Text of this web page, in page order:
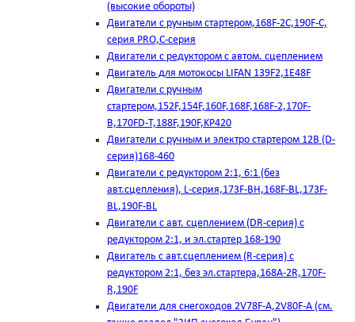
(высокие обороты)
Двигатели с ручным стартером,168F-2C,190F-C,
серия PRO,C-серия
Двигатели с редуктором с автом. сцеплением
Двигатель для мотокосы LIFAN 139F2,1E48F
Двигатели с ручным
стартером,152F,154F,160F,168F,168F-2,170F-
B,170FD-T,188F,190F,KP420
Двигатели с ручным и электро стартером 12В (D-
серия)168-460
Двигатели с редуктором 2:1, 6:1 (без
авт.сцепления), L-серия,173F-BH,168F-BL,173F-
BL,190F-BL
Двигатели с авт. сцеплением (DR-серия) с
редуктором 2:1, и эл.стартер 168-190
Двигатель с авт.сцеплением (R-серия) с
редуктором 2:1, без эл.стартера,168А-2R,170F-
R,190F
Двигатели для снегоходов 2V78F-A,2V80F-A (см.